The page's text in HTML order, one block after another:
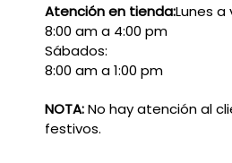
Atención en tienda:Lunes a
8:00 am a 4:00 pm
Sábados:
8:00 am a 1:00 pm
NOTA:No hay atención al
festivos.